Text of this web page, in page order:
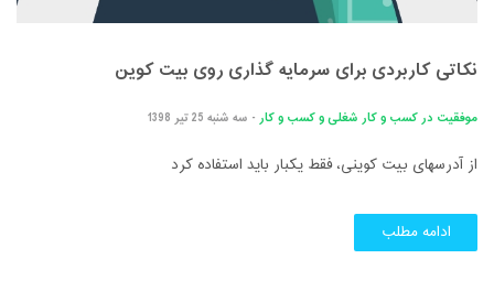
نکاتی کاربردی برای سرمایه گذاری روی بیت کوین
موفقیت در کسب و کارشغلی و کسب و کار- سه شنبه 25 تیر 1398
از آدرسهای بیت کوینی، فقط یکبار باید استفاده کرد
ادامه مطلب